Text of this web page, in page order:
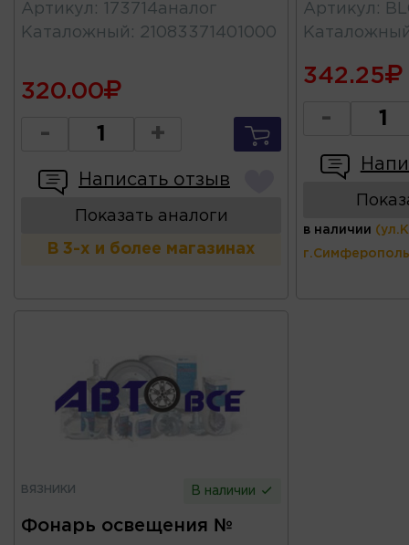
Артикул :
173714аналог
Каталожный : 21083371401000
320.00
- +
Написать отзыв
Показать аналоги
В 3-х и более магазинах
Артикул :
342.25
-
в наличии
ВЯЗНИКИ В наличии
Фонарь освещения №